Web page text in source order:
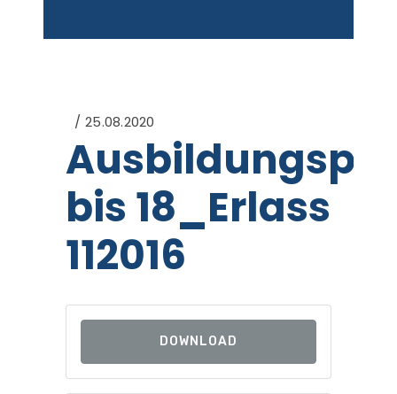
25.08.2020
bis 18_Erlass
112016
DOWNLOAD